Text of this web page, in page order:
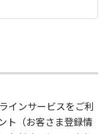
インサービスをご利
ト（お客さま登録情